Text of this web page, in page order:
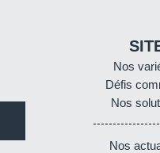
Nos
Défis
Nos
Nos